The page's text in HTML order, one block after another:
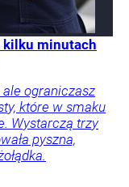
kilku minutach
ograniczasz
które w smaku
Wystarczą trzy
pyszna,